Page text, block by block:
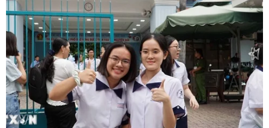
8/2/2024 đến hết ngày 14/2/2024, gồm 5 ngày nghỉ
Tết theo Bộ Luật Lao động và 2 ngày nghỉ bù.